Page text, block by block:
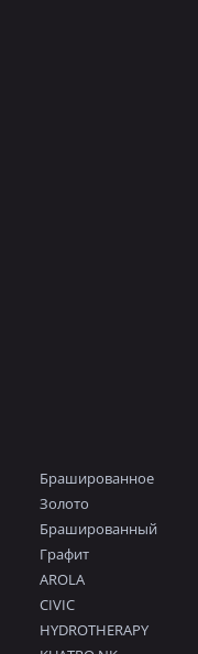
Брашированное
Золото
Брашированный
Графит
AROLA
CIVIC
HYDROTHERAPY